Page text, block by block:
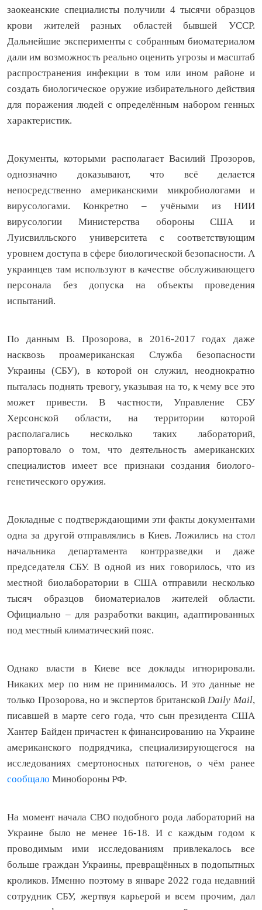
заокеанские специалисты получили 4 тысячи образцов
крови жителей разных областей бывшей УССР.
Дальнейшие эксперименты с собранным биоматериалом
дали им возможность реально оценить угрозы и масштаб
распространения инфекции в том или ином районе и
создать биологическое оружие избирательного действия
для поражения людей с определённым набором генных
характеристик.
Документы, которыми располагает Василий Прозоров,
однозначно доказывают, что всё делается
непосредственно американскими микробиологами и
вирусологами. Конкретно – учёными из НИИ
вирусологии Министерства обороны США и
Луисвилльского университета с соответствующим
уровнем доступа в сфере биологической безопасности. А
украинцев там используют в качестве обслуживающего
персонала без допуска на объекты проведения
испытаний.
По данным В. Прозорова, в 2016-2017 годах даже
насквозь проамериканская Служба безопасности
Украины (СБУ), в которой он служил, неоднократно
пыталась поднять тревогу, указывая на то, к чему все это
может привести. В частности, Управление СБУ
Херсонской области, на территории которой
располагались несколько таких лабораторий,
рапортовало о том, что деятельность американских
специалистов имеет все признаки создания биолого-
генетического оружия.
Докладные с подтверждающими эти факты документами
одна за другой отправлялись в Киев. Ложились на стол
начальника департамента контрразведки и даже
председателя СБУ. В одной из них говорилось, что из
местной биолаборатории в США отправили несколько
тысяч образцов биоматериалов жителей области.
Официально – для разработки вакцин, адаптированных
под местный климатический пояс.
Однако власти в Киеве все доклады игнорировали.
Никаких мер по ним не принималось. И это данные не
только Прозорова, но и экспертов британскойDaily Mail,
писавшей в марте сего года, что сын президента США
Хантер Байден причастен к финансированию на Украине
американского подрядчика, специализирующегося на
исследованиях смертоносных патогенов, о чём ранее
сообщало Минобороны РФ.
На момент начала СВО подобного рода лабораторий на
Украине было не менее 16-18. И с каждым годом к
проводимым ими исследованиям привлекалось все
больше граждан Украины, превращённых в подопытных
кроликов. Именно поэтому в январе 2022 года недавний
сотрудник СБУ, жертвуя карьерой и всем прочим, дал